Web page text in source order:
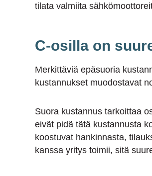
tilata valmiita
C-osilla on
Merkittäviä epäsuoria
kustannukset muodostavat
Suora kustannus tarkoittaa
eivät pidä tätä kustannusta
koostuvat hankinnasta,
kanssa yritys toimii, sitä